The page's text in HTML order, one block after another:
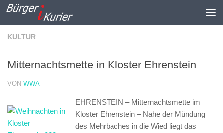
Zum Inhalt springen
KULTUR
Mitternachtsmette in Kloster Ehrenstein
VON WWA
EHRENSTEIN – Mitternachtsmette im
Kloster Ehrenstein – Nahe der Mündung
des Mehrbaches in die Wied liegt das